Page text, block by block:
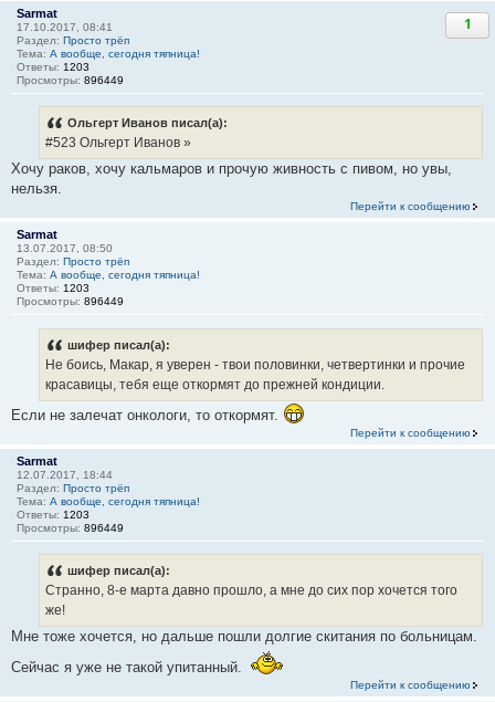
Sarmat
17.10.2017, 08:41
Раздел: Просто трёп
Тема: А вообще, сегодня тяпница!
Ответы: 1203
Просмотры: 896449
1
Ольгерт Иванов писал(а):
#523 Ольгерт Иванов »
Хочу раков, хочу кальмаров и прочую живность с пивом, но увы,
нельзя.
Перейти к сообщению
Sarmat
13.07.2017, 08:50
Раздел: Просто трёп
Тема: А вообще, сегодня тяпница!
Ответы: 1203
Просмотры: 896449
шифер писал(а):
Не боись, Макар, я уверен - твои половинки, четвертинки и прочие
красавицы, тебя еще откормят до прежней кондиции.
Если не залечат онкологи, то откормят.
Перейти к сообщению
Sarmat
12.07.2017, 18:44
Раздел: Просто трёп
Тема: А вообще, сегодня тяпница!
Ответы: 1203
Просмотры: 896449
шифер писал(а):
Странно, 8-е марта давно прошло, а мне до сих пор хочется того
же!
Мне тоже хочется, но дальше пошли долгие скитания по больницам.
Сейчас я уже не такой упитанный.
Перейти к сообщению